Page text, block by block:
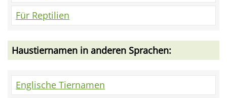
Für Reptilien
Haustiernamen in anderen Sprachen:
Englische Tiernamen